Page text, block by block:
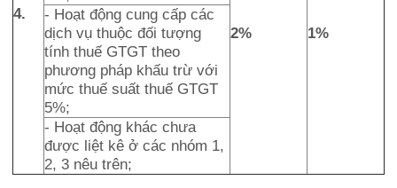
4.
2% 1%
- Hoạt động cung cấp các
dịch vụ thuộc đối tượng
tính thuế GTGT theo
phương pháp khấu trừ với
mức thuế suất thuế GTGT
5%;
- Hoạt động khác chưa
được liệt kê ở các nhóm 1,
2, 3 nêu trên;